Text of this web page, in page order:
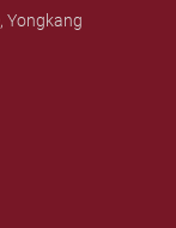
Yongkang